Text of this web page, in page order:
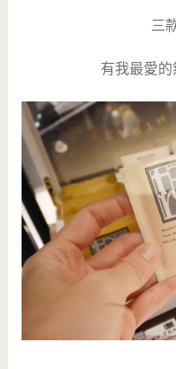
三
有我最愛的